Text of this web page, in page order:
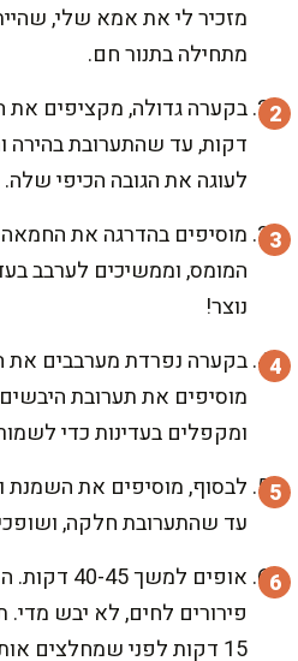
מזכיר לי את אמא שלי,
מתחילה בתנור חם.
דקות, עד שהתערובת בהירה
לעוגה את הגובה הכיפי שלה.
מוסיפים בהדרגה את
המומס, וממשיכים לערבב
נוצר!
בקערה נפרדת מערבבים את
מוסיפים את תערובת
ומקפלים בעדינות כדי
לבסוף, מוסיפים את השמנת
עד שהתערובת חלקה,
אופים
פירורים לחים, לא יבש מדי.
15 דקות לפני שמחלצים אותה.